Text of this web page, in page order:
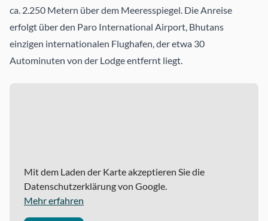
ca. 2.250 Metern über dem Meeresspiegel. Die Anreise
erfolgt über den Paro International Airport, Bhutans
einzigen internationalen Flughafen, der etwa 30
Autominuten von der Lodge entfernt liegt.
Mit dem Laden der Karte akzeptieren Sie die
Datenschutzerklärung von Google.
Mehr erfahren